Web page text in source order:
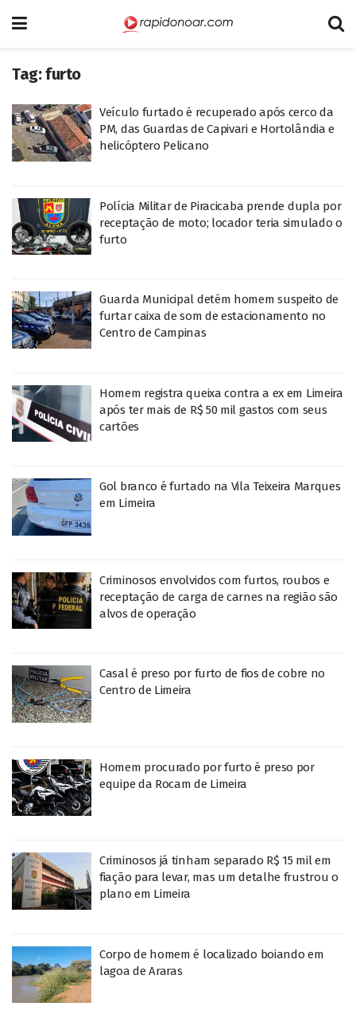
Tag:furto
Veículo furtado é recuperado após cerco da
PM, das Guardas de Capivari e Hortolândia e
helicóptero Pelicano
Polícia Militar de Piracicaba prende dupla por
receptação de moto; locador teria simulado o
furto
Guarda Municipal detém homem suspeito de
furtar caixa de som de estacionamento no
Centro de Campinas
Homem registra queixa contra a ex em Limeira
após ter mais de R$ 50 mil gastos com seus
cartões
Gol branco é furtado na Vila Teixeira Marques
em Limeira
Criminosos envolvidos com furtos, roubos e
receptação de carga de carnes na região são
alvos de operação
Casal é preso por furto de fios de cobre no
Centro de Limeira
Homem procurado por furto é preso por
equipe da Rocam de Limeira
Criminosos já tinham separado R$ 15 mil em
fiação para levar, mas um detalhe frustrou o
plano em Limeira
Corpo de homem é localizado boiando em
lagoa de Araras